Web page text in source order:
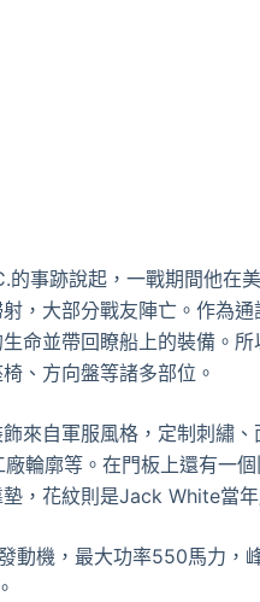
跡說起，一戰期間他在美
，大部分戰友陣亡。作為
命並帶回瞭船上的裝備。
、方向盤等諸多部位。
自軍服風格，定制刺繡、
輪廓等。在門板上還有一
，花紋則是Jack White當
機，最大功率550馬力，